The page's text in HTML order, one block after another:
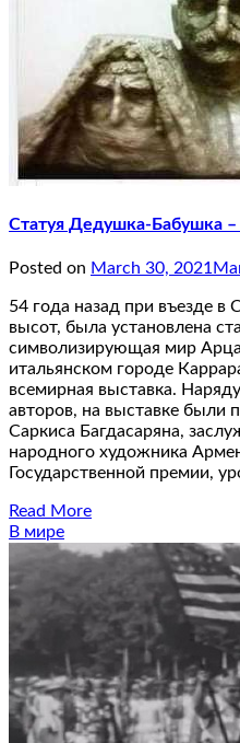
Статуя Дедушка-Бабушка
Posted on March 30, 2021
54 года назад при въезде в
высот, была установлена
символизирующая мир
итальянском городе
всемирная выставка.
авторов, на выставке были
Саркиса Багдасаряна,
народного художника
Государственной премии,
Read More
В мире